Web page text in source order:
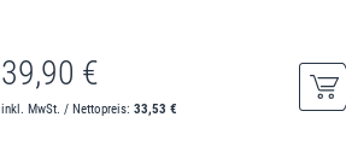
39,90 €
inkl. MwSt. / Nettopreis: 33,53 €